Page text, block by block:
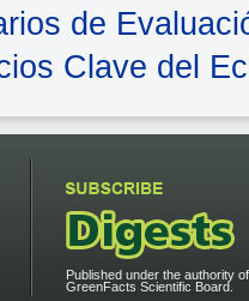
de
Clave del
Published under the authority
GreenFacts Scientific Board.